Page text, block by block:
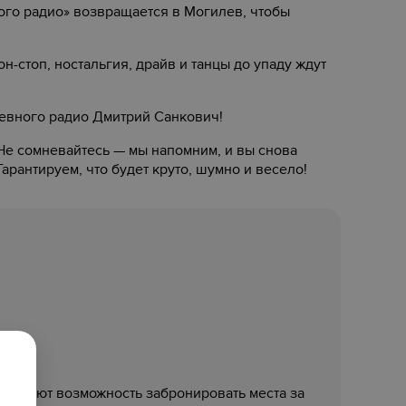
радио» возвращается в Могилев, чтобы
ностальгия, драйв и танцы до упаду ждут
радио Дмитрий Санкович!
сомневайтесь — мы напомним, и вы снова
что будет круто, шумно и весело!
возможность забронировать места за